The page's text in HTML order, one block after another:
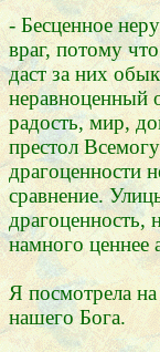
- Бесценное
враг, потому
даст за них
неравноценный
радость, мир,
престол
драгоценности
сравнение.
намного ценнее
Я посмотрела
нашего Бога.